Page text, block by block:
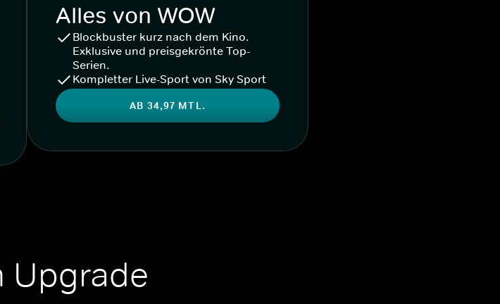
Alles von WOW
Blockbuster kurz nach dem Kino.
Exklusive und preisgekrönte Top-
Serien.
Kompletter Live-Sport von Sky Sport
AB 34,97 MTL.
Upgrade